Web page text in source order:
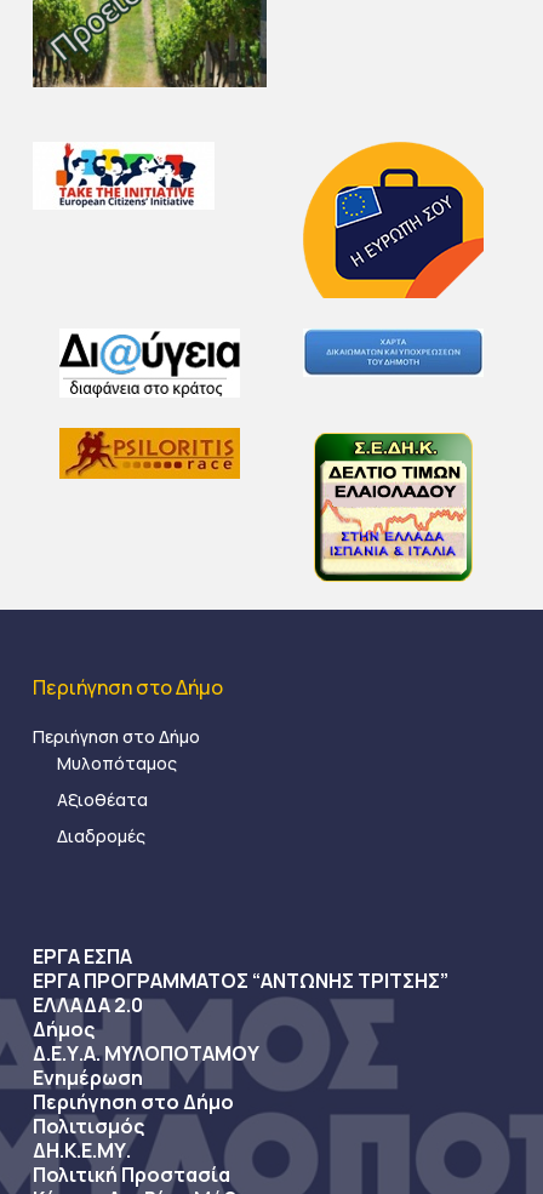
Περιήγηση στο Δήμο
Περιήγηση στο Δήμο
Μυλοπόταμος
Αξιοθέατα
Διαδρομές
ΕΡΓΑ ΕΣΠΑ
ΕΡΓΑ ΠΡΟΓΡΑΜΜΑΤΟΣ “ΑΝΤΩΝΗΣ ΤΡΙΤΣΗΣ”
ΕΛΛΑΔΑ 2.0
Δήμος
Δ.Ε.Υ.Α. ΜΥΛΟΠΟΤΑΜΟΥ
Ενημέρωση
Περιήγηση στο Δήμο
Πολιτισμός
ΔΗ.Κ.Ε.ΜΥ.
Πολιτική Προστασία